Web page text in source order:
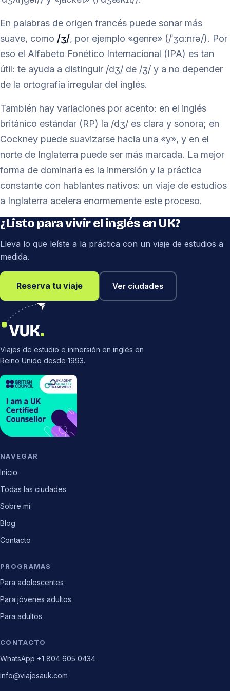
En palabras de origen francés puede sonar más
suave, como /ʒ/, por ejemplo «genre» (/ˈʒɑːnrə/). Por
eso el Alfabeto Fonético Internacional (IPA) es tan
útil: te ayuda a distinguir /dʒ/ de /ʒ/ y a no depender
de la ortografía irregular del inglés.
También hay variaciones por acento: en el inglés
británico estándar (RP) la /dʒ/ es clara y sonora; en
Cockney puede suavizarse hacia una «y», y en el
norte de Inglaterra puede ser más marcada. La mejor
forma de dominarla es la inmersión y la práctica
constante con hablantes nativos: un viaje de estudios
a Inglaterra acelera enormemente este proceso.
¿Listo para vivir el inglés en UK?
Lleva lo que leíste a la práctica con un viaje de estudios a
medida.
Reserva tu viaje Ver ciudades
Viajes de estudio e inmersión en inglés en
Reino Unido desde 1993.
NAVEGAR
Inicio
Todas las ciudades
Sobre mí
Blog
Contacto
PROGRAMAS
Para adolescentes
Para jóvenes adultos
Para adultos
CONTACTO
WhatsApp +1 804 605 0434
info@viajesauk.com